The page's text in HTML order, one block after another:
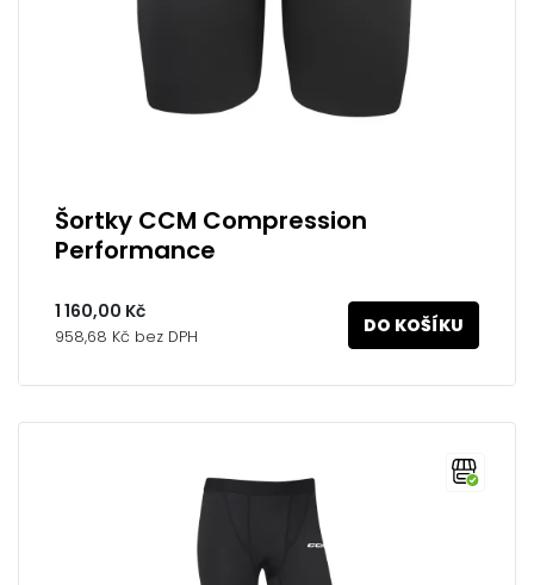
Šortky CCM Compression
Performance
1 160,00 Kč
958,68 Kč bez DPH DO KOŠÍKU